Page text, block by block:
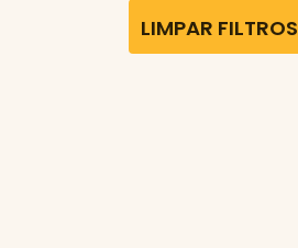
LIMPAR FILTROS